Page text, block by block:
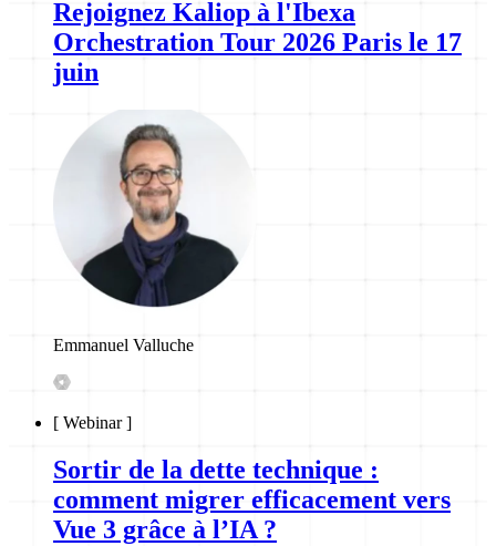
Rejoignez Kaliop à l'Ibexa
Orchestration Tour 2026 Paris le 17
juin
Emmanuel Valluche
[ Webinar]
Sortir de la dette technique :
comment migrer efficacement vers
Vue 3 grâce à l’IA ?